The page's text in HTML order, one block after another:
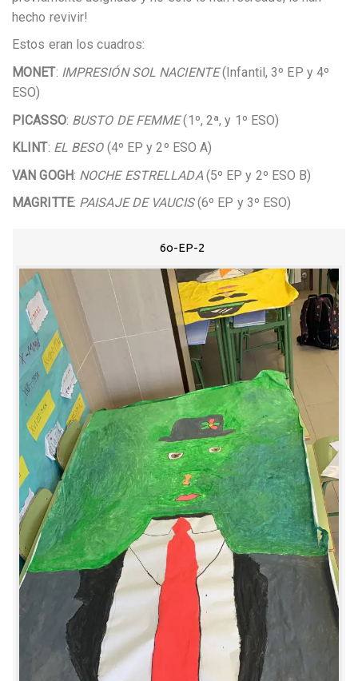
hecho revivir!
Estos eran los cuadros:
MONET: IMPRESIÓN SOL NACIENTE(Infantil, 3º EP y 4º
ESO)
PICASSO: BUSTO DE FEMME(1º, 2ª, y 1º ESO)
KLINT: EL BESO(4º EP y 2º ESO A)
VAN GOGH: NOCHE ESTRELLADA(5º EP y 2º ESO B)
MAGRITTE: PAISAJE DE VAUCIS(6º EP y 3º ESO)
6o-EP-2